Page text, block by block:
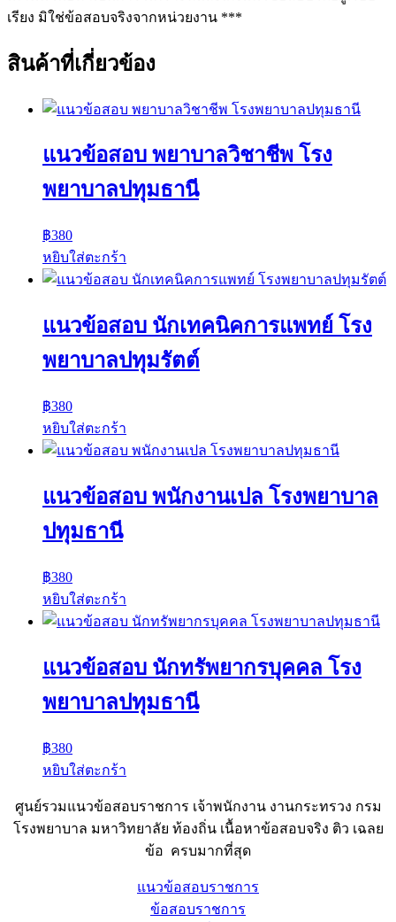
เรียง มิใช่ข้อสอบจริงจากหน่วยงาน ***
สินค้าที่เกี่ยวข้อง
แนวข้อสอบ พยาบาลวิชาชีพ โรง
พยาบาลปทุมธานี
฿380
หยิบใส่ตะกร้า
แนวข้อสอบ นักเทคนิคการแพทย์ โรง
พยาบาลปทุมรัตต์
฿380
หยิบใส่ตะกร้า
แนวข้อสอบ พนักงานเปล โรงพยาบาล
ปทุมธานี
฿380
หยิบใส่ตะกร้า
แนวข้อสอบ นักทรัพยากรบุคคล โรง
พยาบาลปทุมธานี
฿380
หยิบใส่ตะกร้า
ศูนย์รวมแนวข้อสอบราชการ เจ้าพนักงาน งานกระทรวง กรม
โรงพยาบาล มหาวิทยาลัย ท้องถิ่น เนื้อหาข้อสอบจริง ติว เฉลย
ข้อ ครบมากที่สุด
แนวข้อสอบราชการ
ข้อสอบราชการ